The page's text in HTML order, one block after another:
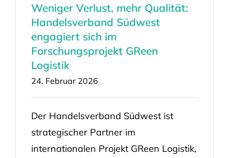
Weniger Verlust, mehr Qualität:
Handelsverband Südwest
engagiert sich im
Forschungsprojekt GReen
Logistik
24. Februar 2026
Der Handelsverband Südwest ist
strategischer Partner im
internationalen Projekt GReen Logistik,